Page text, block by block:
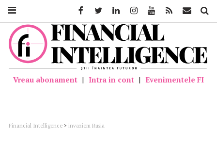
Vreau abonament | Intra in cont | Evenimentele FI
Financial Intelligence > invaziem Rusia
FacebookTwitter LinkedinInstagramYoutube Feed Mail